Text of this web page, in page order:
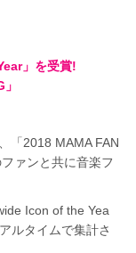
」を受賞!
「2018 MAMA FAN
ァンと共に音楽フ
Icon of the Yea
ルタイムで集計さ